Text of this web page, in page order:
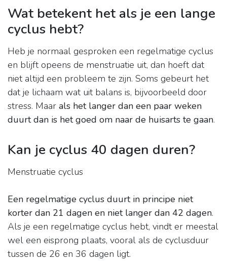
Wat betekent het als je een lange
cyclus hebt?
Heb je normaal gesproken een regelmatige cyclus
en blijft opeens de menstruatie uit, dan hoeft dat
niet altijd een probleem te zijn. Soms gebeurt het
dat je lichaam wat uit balans is, bijvoorbeeld door
stress. Maar als het langer dan een paar weken
duurt dan is het goed om naar de huisarts te gaan.
Kan je cyclus 40 dagen duren?
Menstruatie cyclus
Een regelmatige cyclus duurt in principe niet
korter dan 21 dagen en niet langer dan 42 dagen.
Als je een regelmatige cyclus hebt, vindt er meestal
wel een eisprong plaats, vooral als de cyclusduur
tussen de 26 en 36 dagen ligt.